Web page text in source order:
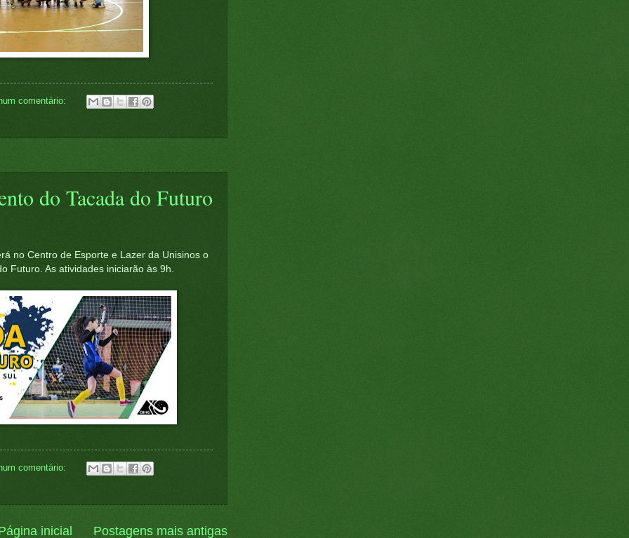
comentário:
do Tacada do Futuro
no Centro de Esporte e Lazer da Unisinos o
Futuro. As atividades iniciarão às 9h.
comentário:
Postagens mais antigas
inicial